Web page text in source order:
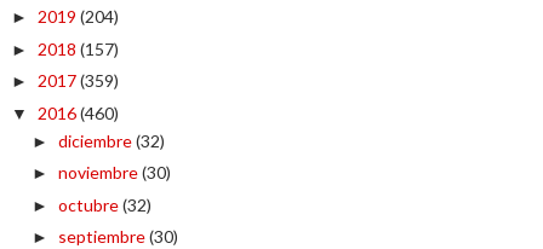
► 2019 (204)
► 2018 (157)
► 2017(359)
▼ 2016(460)
► diciembre(32)
► noviembre(30)
► octubre(32)
► septiembre(30)